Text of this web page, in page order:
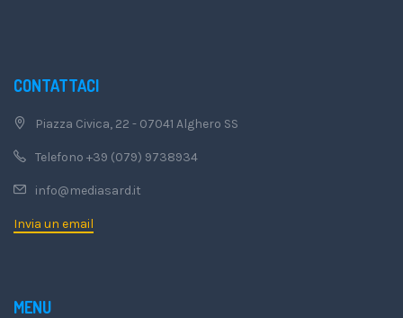
CONTATTACI
Piazza Civica, 22 - 07041 Alghero SS
Telefono +39 (079) 9738934
info@mediasard.it
Invia un email
MENU